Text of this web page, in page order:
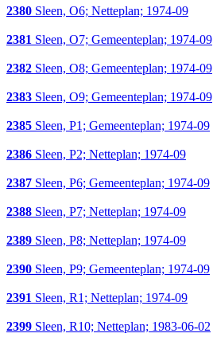
2380 Sleen, O6; Netteplan; 1974-09
2381 Sleen, O7; Gemeenteplan; 1974-09
2382 Sleen, O8; Gemeenteplan; 1974-09
2383 Sleen, O9; Gemeenteplan; 1974-09
2385 Sleen, P1; Gemeenteplan; 1974-09
2386 Sleen, P2; Netteplan; 1974-09
2387 Sleen, P6; Gemeenteplan; 1974-09
2388 Sleen, P7; Netteplan; 1974-09
2389 Sleen, P8; Netteplan; 1974-09
2390 Sleen, P9; Gemeenteplan; 1974-09
2391 Sleen, R1; Netteplan; 1974-09
2399 Sleen, R10; Netteplan; 1983-06-02